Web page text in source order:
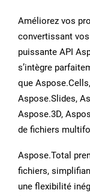
Améliorez vos
convertissant
puissante API
s’intègre
que
Aspose.Slides,
Aspose.3D,
de fichiers
Aspose.Total
fichiers,
une flexibilité